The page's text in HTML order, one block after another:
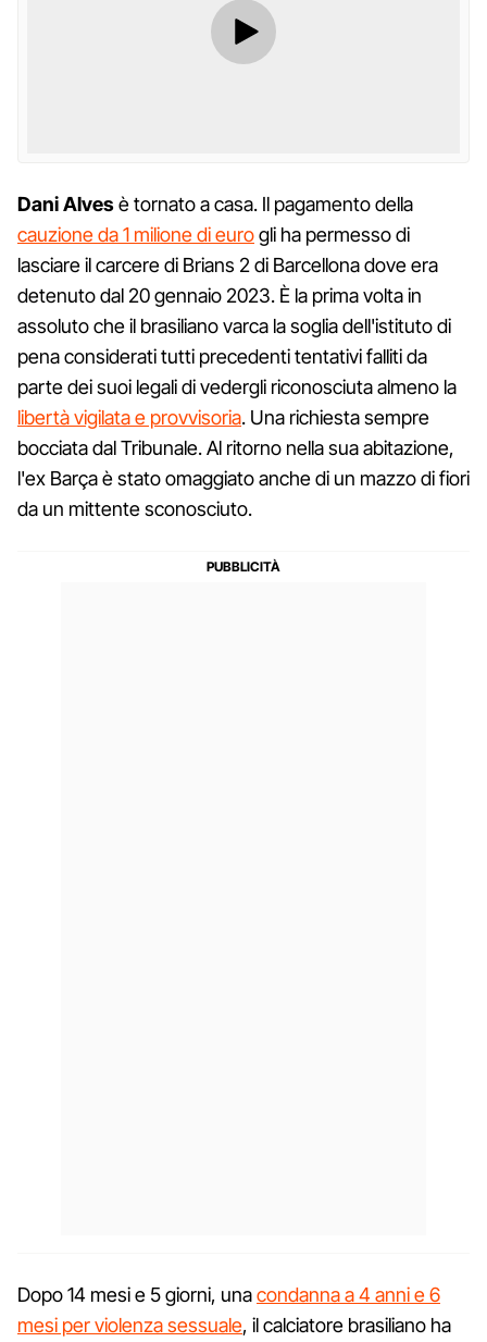
Dani Alvesè tornato a casa. Il pagamento della
cauzione da 1 milione di eurogli ha permesso di
lasciare il carcere di Brians 2 di Barcellona dove era
detenuto dal 20 gennaio 2023. È la prima volta in
assoluto che il brasiliano varca la soglia dell'istituto di
pena considerati tutti precedenti tentativi falliti da
parte dei suoi legali di vedergli riconosciuta almeno la
libertà vigilata e provvisoria. Una richiesta sempre
bocciata dal Tribunale. Al ritorno nella sua abitazione,
l'ex Barça è stato omaggiato anche di un mazzo di fiori
da un mittente sconosciuto.
Dopo 14 mesi e 5 giorni, unacondanna a 4 anni e 6
mesi per violenza sessuale, il calciatore brasiliano ha